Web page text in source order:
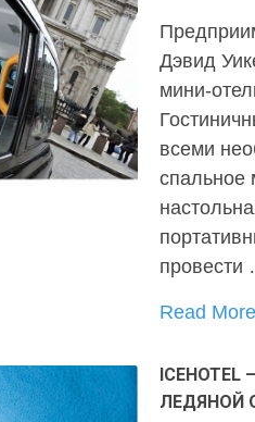
Дэвид
мини-
всеми
спальное
провести
Read
ЛЕДЯНОЙ